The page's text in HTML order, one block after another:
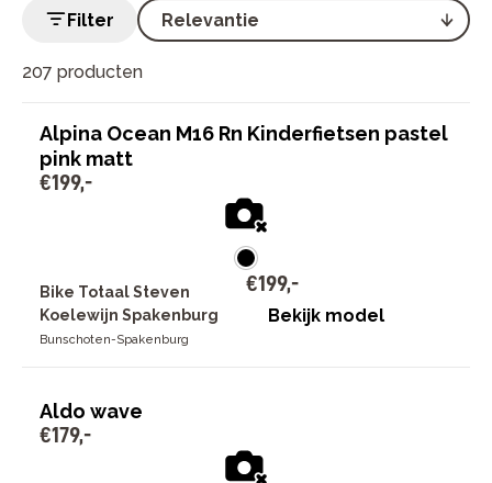
207 producten
Filter
Alpina Ocean M16 Rn Kinderfietsen pastel
pink matt
€199,-
Bike Totaal Steven
Koelewijn Spakenburg
Bunschoten-Spakenburg
€199,-
Bekijk model
Aldo wave
€179,-